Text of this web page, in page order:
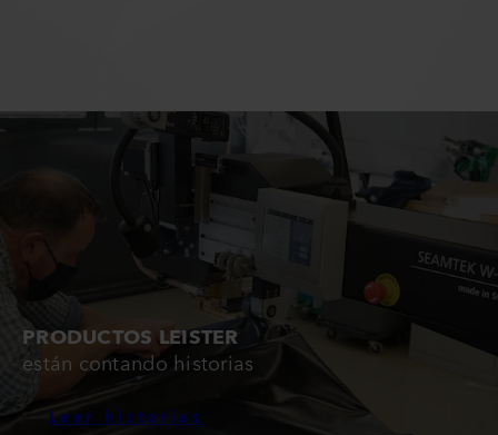
PRODUCTOS LEISTER
están contando historias
Leer historias